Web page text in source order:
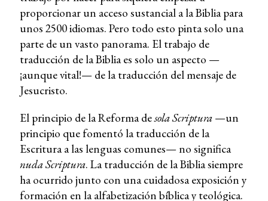
proporcionar un acceso sustancial a la Biblia para
unos 2500 idiomas. Pero todo esto pinta solo una
parte de un vasto panorama. El trabajo de
traducción de la Biblia es solo un aspecto —
¡aunque vital!— de la traducción del mensaje de
Jesucristo.
El principio de la Reforma desola Scriptura—un
principio que fomentó la traducción de la
Escritura a las lenguas comunes— no significa
nuda Scriptura. La traducción de la Biblia siempre
ha ocurrido junto con una cuidadosa exposición y
formación en la alfabetización bíblica y teológica.